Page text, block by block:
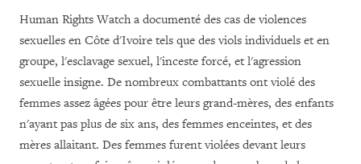
Human Rights Watch a documenté des cas de violences
sexuelles en Côte d'Ivoire tels que des viols individuels et en
groupe, l'esclavage sexuel, l'inceste forcé, et l'agression
sexuelle insigne. De nombreux combattants ont violé des
femmes assez âgées pour être leurs grand-mères, des enfants
n'ayant pas plus de six ans, des femmes enceintes, et des
mères allaitant. Des femmes furent violées devant leurs